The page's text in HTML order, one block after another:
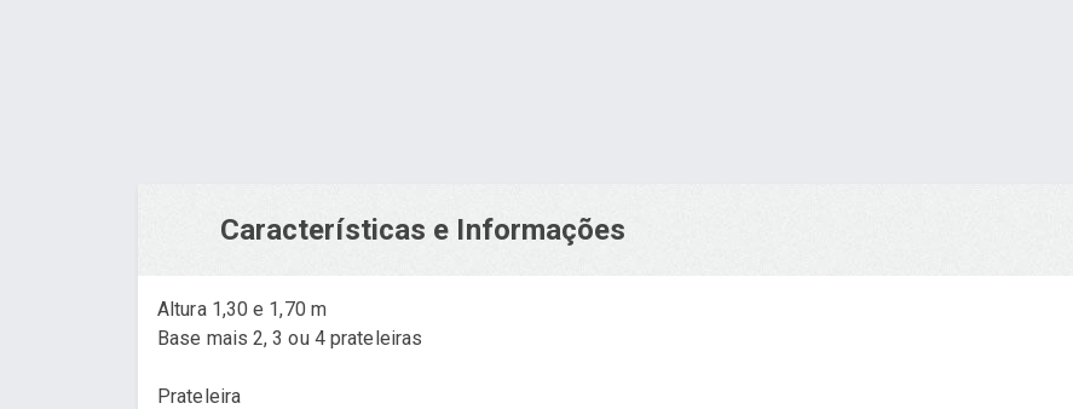
Características e Informações
Altura 1,30 e 1,70 m
Base mais 2, 3 ou 4 prateleiras
Prateleira